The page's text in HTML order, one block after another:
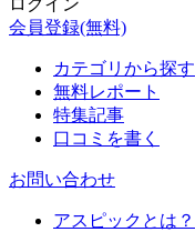
会員登録(無料)
カテゴリから探す
無料レポート
特集記事
口コミを書く
お問い合わせ
アスピックとは？